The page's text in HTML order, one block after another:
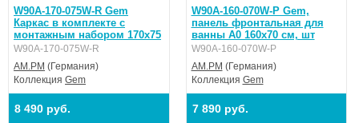
W90A-170-075W-R Gem
Каркас в комплекте с
монтажным набором 170х75
W90A-170-075W-R
AM.PM (Германия)
Коллекция Gem
8 490 руб.
W90A-160-070W-P Gem,
панель фронтальная для
ванны А0 160х70 см, шт
W90A-160-070W-P
AM.PM (Германия)
Коллекция Gem
7 890 руб.